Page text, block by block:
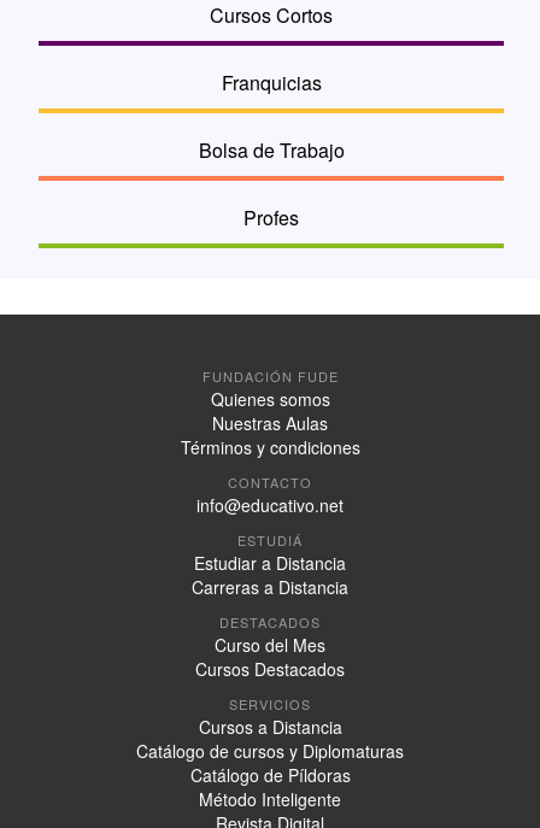
Cursos Cortos
Franquicias
Bolsa de Trabajo
Profes
FUNDACIÓN FUDE
Quienes somos
Nuestras Aulas
Términos y condiciones
CONTACTO
info@educativo.net
ESTUDIÁ
Estudiar a Distancia
Carreras a Distancia
DESTACADOS
Curso del Mes
Cursos Destacados
SERVICIOS
Cursos a Distancia
Catálogo de cursos y Diplomaturas
Catálogo de Píldoras
Método Inteligente